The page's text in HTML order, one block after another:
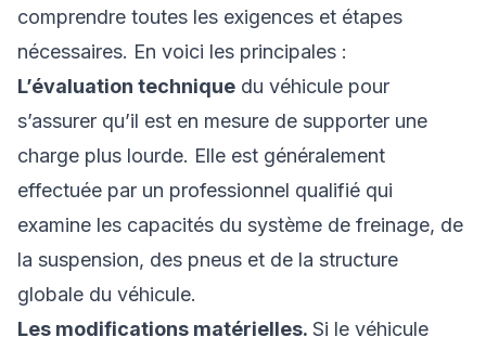
comprendre toutes les exigences et étapes
nécessaires. En voici les principales :
L’évaluation technique du véhicule pour
s’assurer qu’il est en mesure de supporter une
charge plus lourde. Elle est généralement
effectuée par un professionnel qualifié qui
examine les capacités du système de freinage, de
la suspension, des pneus et de la structure
globale du véhicule.
Les modifications matérielles. Si le véhicule